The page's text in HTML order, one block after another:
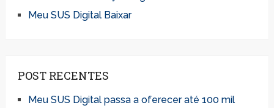
Meu SUS Digital Baixar
POST RECENTES
Meu SUS Digital passa a oferecer até 100 mil